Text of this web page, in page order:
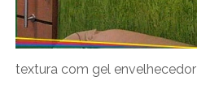
textura com gel envelhecedor